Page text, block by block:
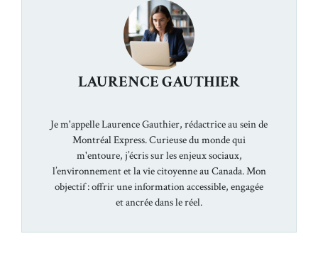
LAURENCE GAUTHIER
Je m'appelle Laurence Gauthier, rédactrice au sein de
Montréal Express. Curieuse du monde qui
m'entoure, j’écris sur les enjeux sociaux,
l’environnement et la vie citoyenne au Canada. Mon
objectif : offrir une information accessible, engagée
et ancrée dans le réel.